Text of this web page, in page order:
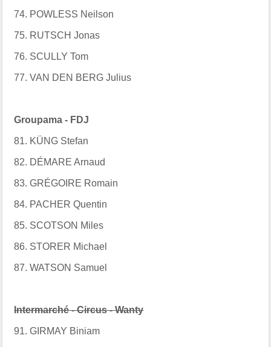
74. POWLESS Neilson
75. RUTSCH Jonas
76. SCULLY Tom
77. VAN DEN BERG Julius
Groupama - FDJ
81. KÜNG Stefan
82. DÉMARE Arnaud
83. GRÉGOIRE Romain
84. PACHER Quentin
85. SCOTSON Miles
86. STORER Michael
87. WATSON Samuel
Intermarché - Circus - Wanty
91. GIRMAY Biniam